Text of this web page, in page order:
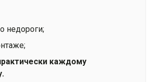
недороги;
каждому